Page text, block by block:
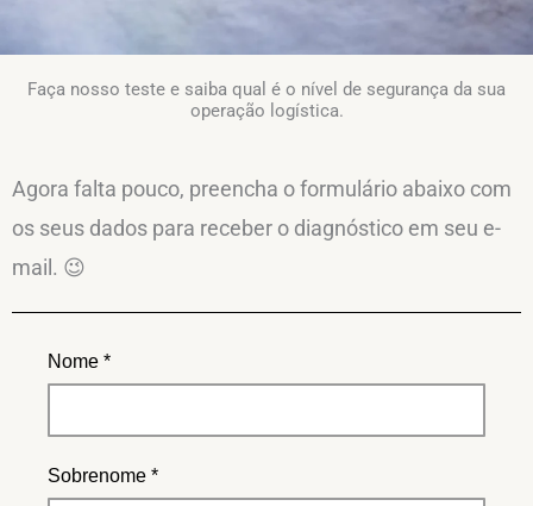
Faça nosso teste e saiba qual é o nível de segurança da sua
operação logística.
Agora falta pouco, preencha o formulário abaixo com
os seus dados para receber o diagnóstico em seu e-
mail. 😉